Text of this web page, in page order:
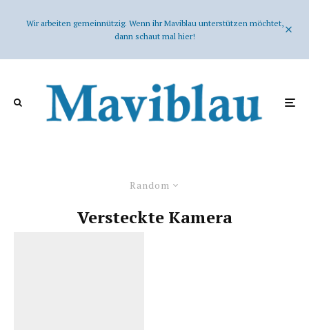
Wir arbeiten gemeinnützig. Wenn ihr Maviblau unterstützen möchtet,
dann schaut mal hier!
Random
Versteckte Kamera